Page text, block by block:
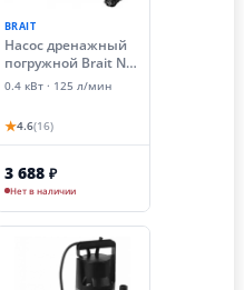
BRAIT
Насос дренажный
погружной Brait ND-
400C (0.4 кВт,
0.4 кВт · 125 л/мин
★4.6(16)
3 688 ₽
Нет в наличии